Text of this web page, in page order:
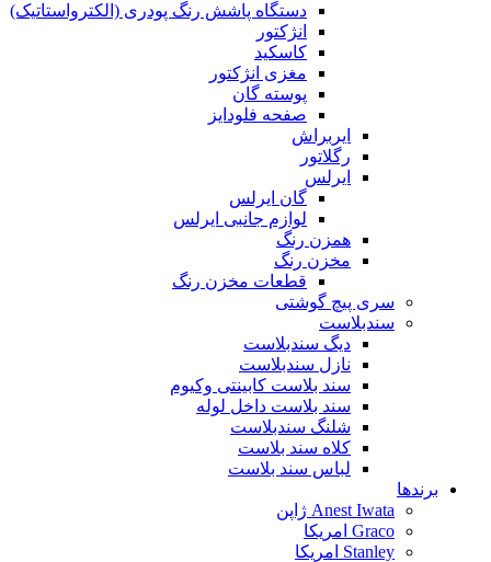
دستگاه پاشش رنگ پودری (الکترواستاتیک)
انژکتور
کاسکید
مغزی انژکتور
پوسته گان
صفحه فلودایز
ایربراش
رگلاتور
ایرلس
گان ایرلس
لوازم جانبی ایرلس
همزن رنگ
مخزن رنگ
قطعات مخزن رنگ
سری پیچ گوشتی
سندبلاست
دیگ سندبلاست
نازل سندبلاست
سند بلاست کابینتی وکیوم
سند بلاست داخل لوله
شلنگ سندبلاست
کلاه سند بلاست
لباس سند بلاست
برندها
Anest Iwata ژاپن
Graco امریکا
Stanley امریکا